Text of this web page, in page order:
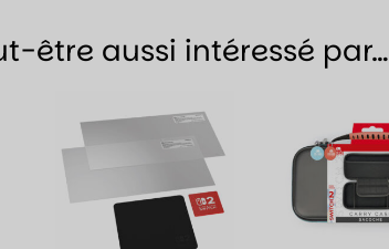
être aussi intéressé par…